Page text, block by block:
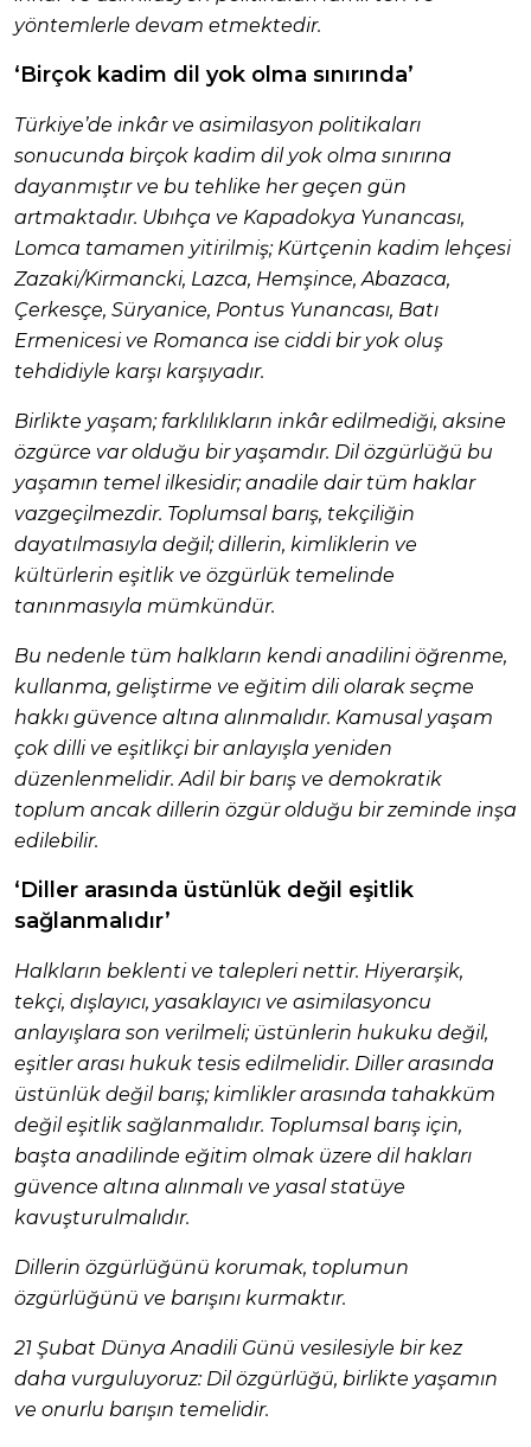
yöntemlerle devam etmektedir.
‘Birçok kadim dil yok olma sınırında’
Türkiye’de inkâr ve asimilasyon politikaları
sonucunda birçok kadim dil yok olma sınırına
dayanmıştır ve bu tehlike her geçen gün
artmaktadır. Ubıhça ve Kapadokya Yunancası,
Lomca tamamen yitirilmiş; Kürtçenin kadim lehçesi
Zazaki/Kirmancki, Lazca, Hemşince, Abazaca,
Çerkesçe, Süryanice, Pontus Yunancası, Batı
Ermenicesi ve Romanca ise ciddi bir yok oluş
tehdidiyle karşı karşıyadır.
Birlikte yaşam; farklılıkların inkâr edilmediği, aksine
özgürce var olduğu bir yaşamdır. Dil özgürlüğü bu
yaşamın temel ilkesidir; anadile dair tüm haklar
vazgeçilmezdir. Toplumsal barış, tekçiliğin
dayatılmasıyla değil; dillerin, kimliklerin ve
kültürlerin eşitlik ve özgürlük temelinde
tanınmasıyla mümkündür.
Bu nedenle tüm halkların kendi anadilini öğrenme,
kullanma, geliştirme ve eğitim dili olarak seçme
hakkı güvence altına alınmalıdır. Kamusal yaşam
çok dilli ve eşitlikçi bir anlayışla yeniden
düzenlenmelidir. Adil bir barış ve demokratik
toplum ancak dillerin özgür olduğu bir zeminde inşa
edilebilir.
‘Diller arasında üstünlük değil eşitlik
sağlanmalıdır’
Halkların beklenti ve talepleri nettir. Hiyerarşik,
tekçi, dışlayıcı, yasaklayıcı ve asimilasyoncu
anlayışlara son verilmeli; üstünlerin hukuku değil,
eşitler arası hukuk tesis edilmelidir. Diller arasında
üstünlük değil barış; kimlikler arasında tahakküm
değil eşitlik sağlanmalıdır. Toplumsal barış için,
başta anadilinde eğitim olmak üzere dil hakları
güvence altına alınmalı ve yasal statüye
kavuşturulmalıdır.
Dillerin özgürlüğünü korumak, toplumun
özgürlüğünü ve barışını kurmaktır.
21 Şubat Dünya Anadili Günü vesilesiyle bir kez
daha vurguluyoruz: Dil özgürlüğü, birlikte yaşamın
ve onurlu barışın temelidir.